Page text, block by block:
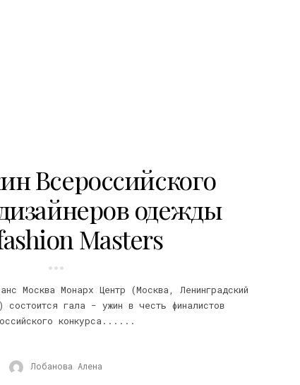
Всероссийского
одежды
Masters
Москва Монарх Центр (Москва, Ленинградский
гала - ужин в честь финалистов
конкурса......
Лобанова Алена